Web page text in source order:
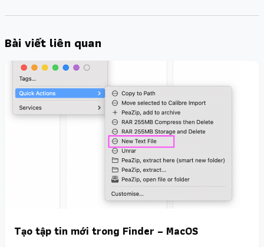
Bài viết liên quan
Tạo tập tin mới trong Finder – MacOS